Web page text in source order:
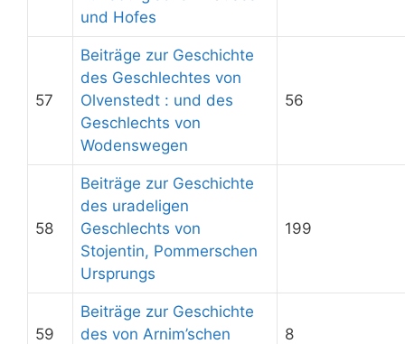
und Hofes
57
Beiträge zur Geschichte
des Geschlechtes von
Olvenstedt : und des
Geschlechts von
Wodenswegen
56
58
Beiträge zur Geschichte
des uradeligen
Geschlechts von
Stojentin, Pommerschen
Ursprungs
199
59
Beiträge zur Geschichte
des von Arnim’schen
8